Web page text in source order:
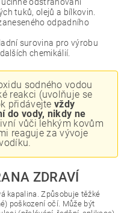
tuků, olejů a bílkovin.
odpadního
surovina pro výrobu
chemikálií.
sodného vodou
reakci (uvolňuje se
přidávejtevždy
do vody, nikdy ne
vůči lehkým kovům
reaguje za vývoje
ZDRAVÍ
kapalina. Způsobuje těžké
poškození očí. Může být